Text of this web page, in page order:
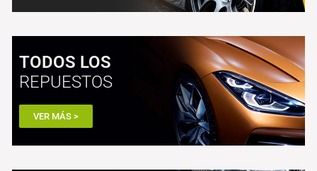
TODOS LOS
REPUESTOS
VER MÁS >